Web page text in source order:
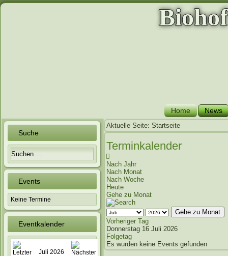
Home News
Suche
Events
Keine Termine
Eventkalender
Juli 2026
Aktuelle Seite: Startseite
Terminkalender
Nach Jahr
Nach Monat
Nach Woche
Heute
Gehe zu Monat
Gehe zu Monat
Vorheriger Tag
Donnerstag 16 Juli 2026
Folgetag
Es wurden keine Events gefunden